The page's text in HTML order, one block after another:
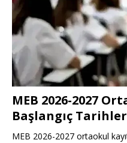
MEB 2026-2027
Başlangıç
MEB 2026-2027 ortaokul